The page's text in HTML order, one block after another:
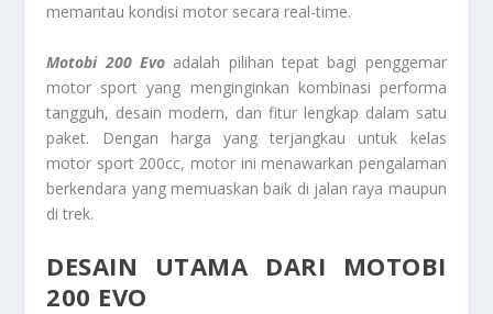
memantau kondisi motor secara real-time.
Motobi 200 Evo adalah pilihan tepat bagi penggemar
motor sport yang menginginkan kombinasi performa
tangguh, desain modern, dan fitur lengkap dalam satu
paket. Dengan harga yang terjangkau untuk kelas
motor sport 200cc, motor ini menawarkan pengalaman
berkendara yang memuaskan baik di jalan raya maupun
di trek.
DESAIN UTAMA DARI MOTOBI
200 EVO